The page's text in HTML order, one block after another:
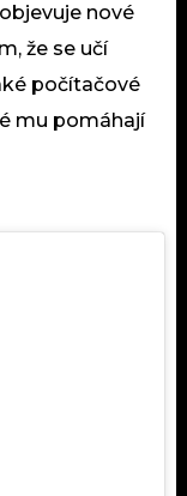
nové
že se učí
počítačové
mu pomáhají